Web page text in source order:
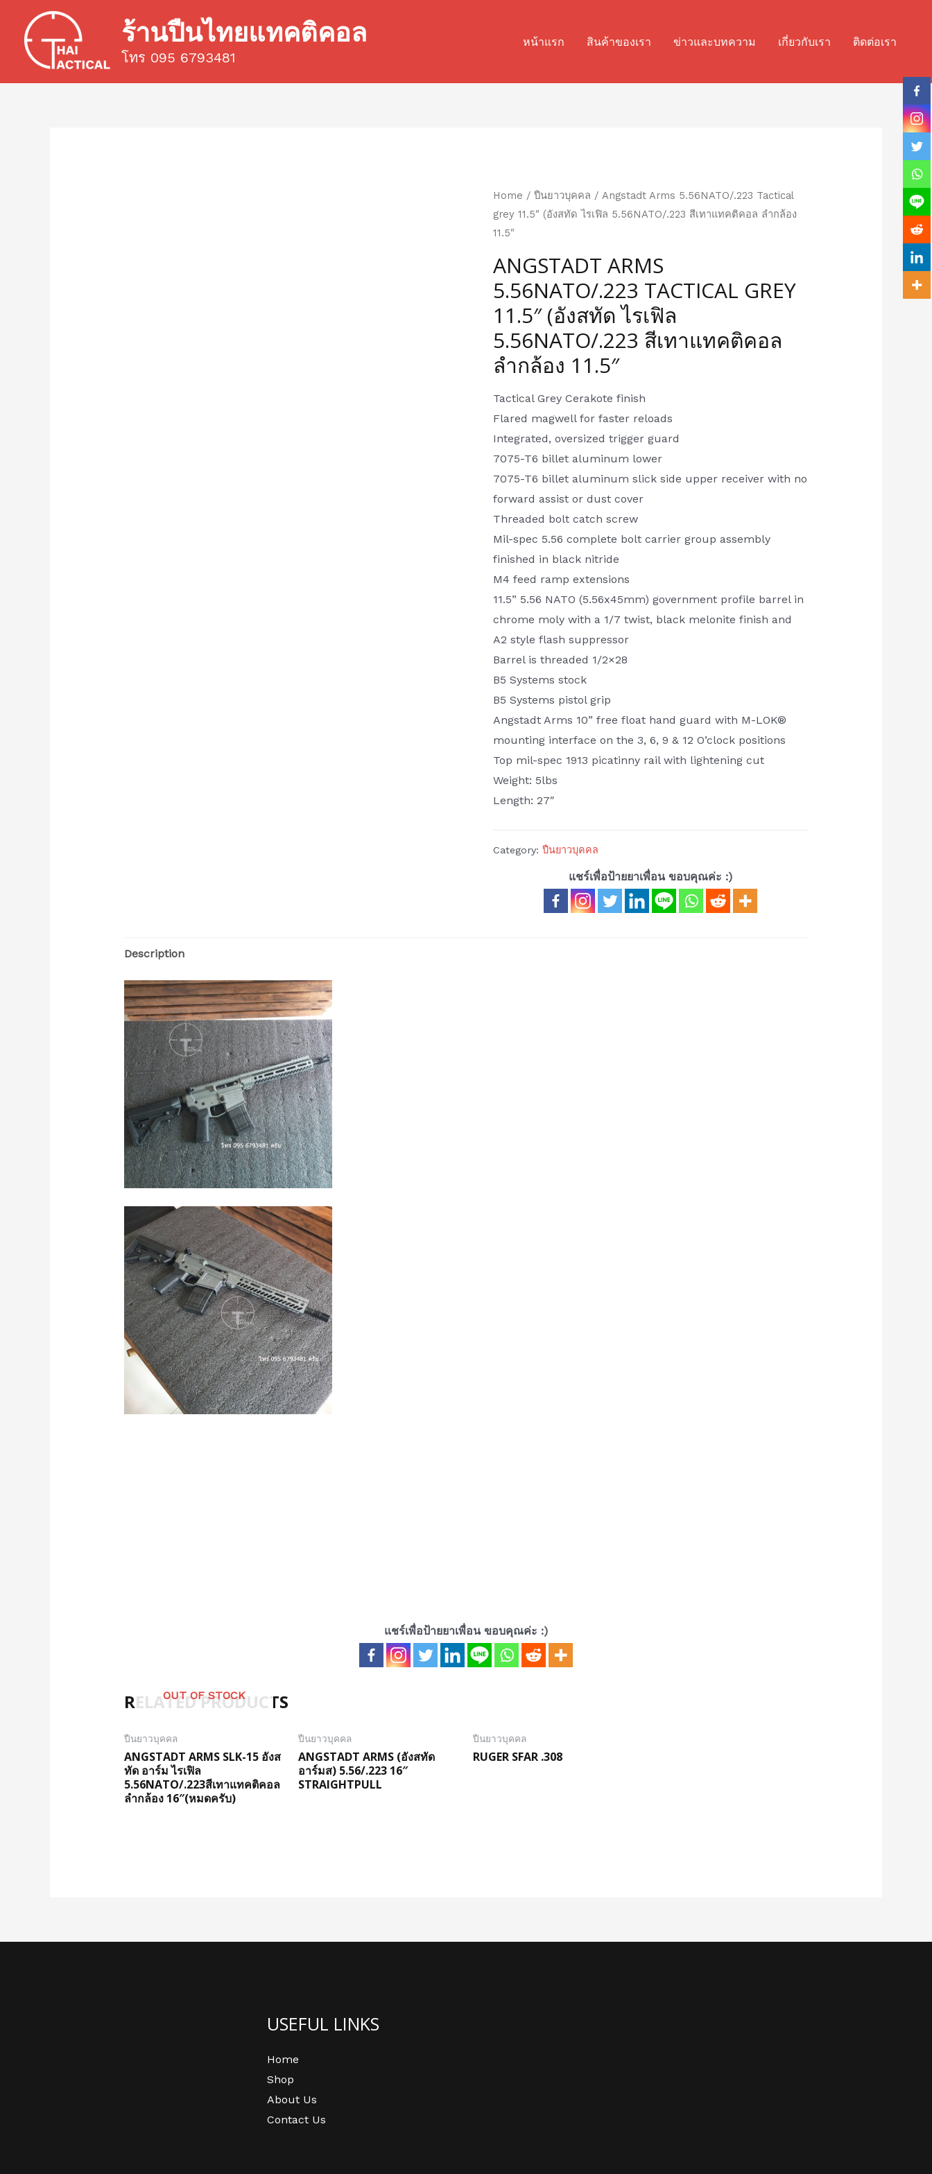
content
ร้านปืนไทยแทคติคอล
โทร 095 6793481
หน้าแรก สินค้าของเรา ข่าวและบทความ เกี่ยวกับเรา ติดต่อเรา
Home /ปืนยาวบุคคล / Angstadt Arms 5.56NATO/.223 Tactical
grey 11.5″ (อังสทัด ไรเฟิล 5.56NATO/.223 สีเทาแทคติคอล ลำกล้อง
11.5″
ANGSTADT ARMS
5.56NATO/.223 TACTICAL GREY
11.5″ (อังสทัด ไรเฟิล
5.56NATO/.223 สีเทาแทคติคอล
ลำกล้อง 11.5″
Tactical Grey Cerakote finish
Flared magwell for faster reloads
Integrated, oversized trigger guard
7075-T6 billet aluminum lower
7075-T6 billet aluminum slick side upper receiver with no
forward assist or dust cover
Threaded bolt catch screw
Mil-spec 5.56 complete bolt carrier group assembly
finished in black nitride
M4 feed ramp extensions
11.5” 5.56 NATO (5.56x45mm) government profile barrel in
chrome moly with a 1/7 twist, black melonite finish and
A2 style flash suppressor
Barrel is threaded 1/2×28
B5 Systems stock
B5 Systems pistol grip
Angstadt Arms 10” free float hand guard with M-LOK®
mounting interface on the 3, 6, 9 & 12 O’clock positions
Top mil-spec 1913 picatinny rail with lightening cut
Weight: 5lbs
Length: 27″
Category:ปืนยาวบุคคล
แชร์เพื่อป้ายยาเพื่อน ขอบคุณค่ะ :)
Description
แชร์เพื่อป้ายยาเพื่อน ขอบคุณค่ะ :)
RELATED PRODUCTS
OUT OF STOCK
ปืนยาวบุคคล
ANGSTADT ARMS SLK-15 อังส
ทัด อาร์ม ไรเฟิล
5.56NATO/.223สีเทาแทคติคอล
ลำกล้อง 16″(หมดครับ)
ปืนยาวบุคคล
ANGSTADT ARMS (อังสทัด
อาร์มส) 5.56/.223 16″
STRAIGHTPULL
ปืนยาวบุคคล
RUGER SFAR .308
USEFUL LINKS
Home
Shop
About Us
Contact Us